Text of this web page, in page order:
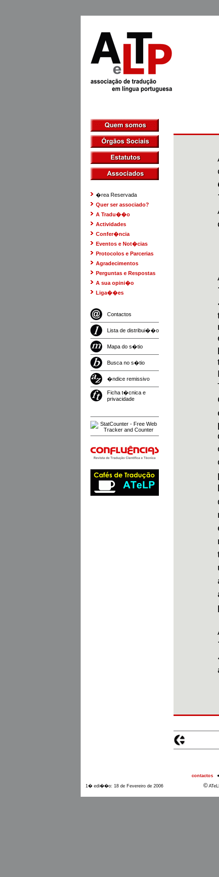
�rea Reservada
Quer ser associado?
A Tradu��o
Actividades
Confer�ncia
Eventos e Not�cias
Protocolos e Parcerias
Agradecimentos
Perguntas e Respostas
A sua opini�o
Liga��es
Contactos
Lista de distribui��o
Mapa do s�tio
Busca no s�tio
�ndice remissivo
Ficha t�cnica e
privacidade
1� edi��o: 18 de Fevereiro de 2006
contactos ●
©